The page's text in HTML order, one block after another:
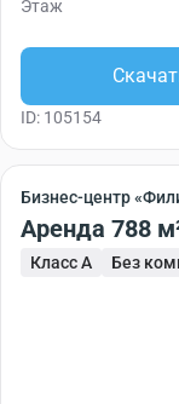
Этаж
ID: 105154
Бизнес-центр
Аренда 788
Класс A Без